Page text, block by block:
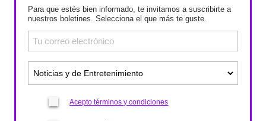
Para que estés bien informado, te invitamos a suscribirte a
nuestros boletines. Selecciona el que más te guste.
Acepto términos y condiciones